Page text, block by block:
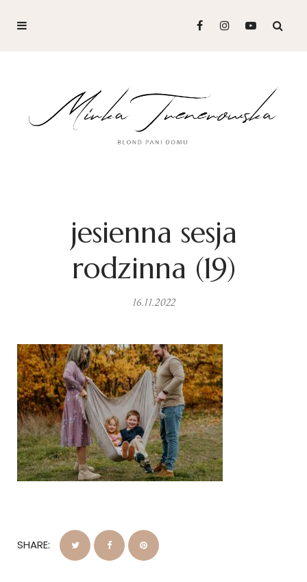
jesienna sesja
rodzinna (19)
16.11.2022
SHARE: